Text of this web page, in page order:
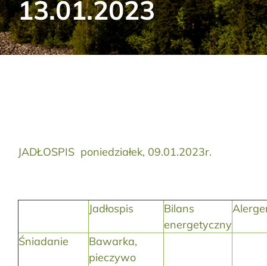
Aktualności
Kontakt
13.01.2023
JADŁOSPIS poniedziałek, 09.01.2023r.
Jadłospis
Bilans
energetyczny
Śniadanie
Bawarka,
pieczywo